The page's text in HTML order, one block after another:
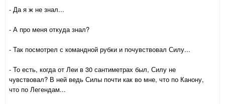
- Да я ж не знал...
- А про меня откуда знал?
- Так посмотрел с командной рубки и почувствовал Силу...
- То есть, когда от Леи в 30 сантиметрах был, Силу не
чувствовал? В ней ведь Силы почти как во мне, что по Канону,
что по Легендам...